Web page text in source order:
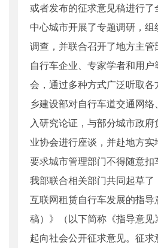
或者发布的征求意见稿进行
中心城市开展了专题调研，
调查，并联合召开了地方主
自行车企业、专家学者和用
会，通过多种方式广泛听取
乡建设部对自行车道交通网
入研究论证，与部分城市政
业协会进行座谈，并赴地方
要求城市管理部门不得随意扣
我部联合相关部门共同起草
互联网租赁自行车发展的指
稿）》（以下简称《指导意
起向社会公开征求意见。征